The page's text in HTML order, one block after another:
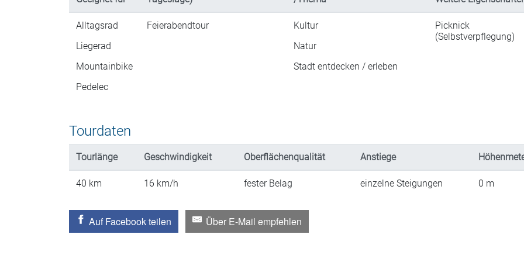
Alltagsrad
Liegerad
Mountainbike
Pedelec
Feierabendtour
Kultur
Natur
Stadt entdecken / erleben
Picknick
(Selbstverpflegung)
Tourdaten
Tourlänge Geschwindigkeit Oberflächenqualität Anstiege
40 km 16 km/h fester Belag einzelne Steigungen 0 m
Auf Facebook teilen Über E-Mail empfehlen